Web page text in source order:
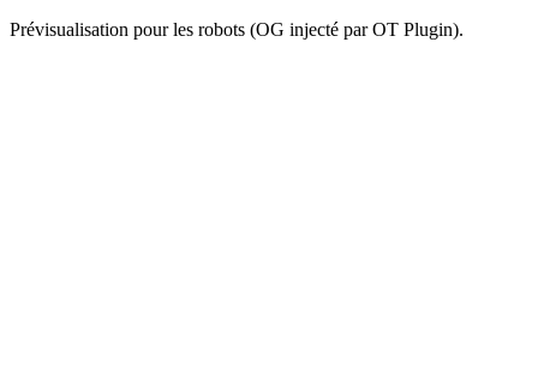
Prévisualisation pour les robots (OG injecté par OT Plugin).